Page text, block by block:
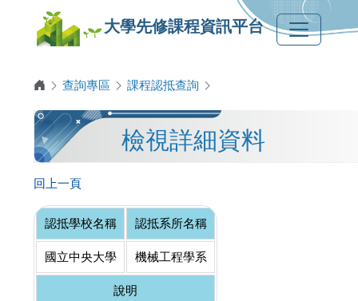
大學先修課程資訊平台
查詢專區 課程認抵查詢
檢視詳細資料
回上一頁
認抵學校名稱 認抵系所名稱
國立中央大學 機械工程學系
說明